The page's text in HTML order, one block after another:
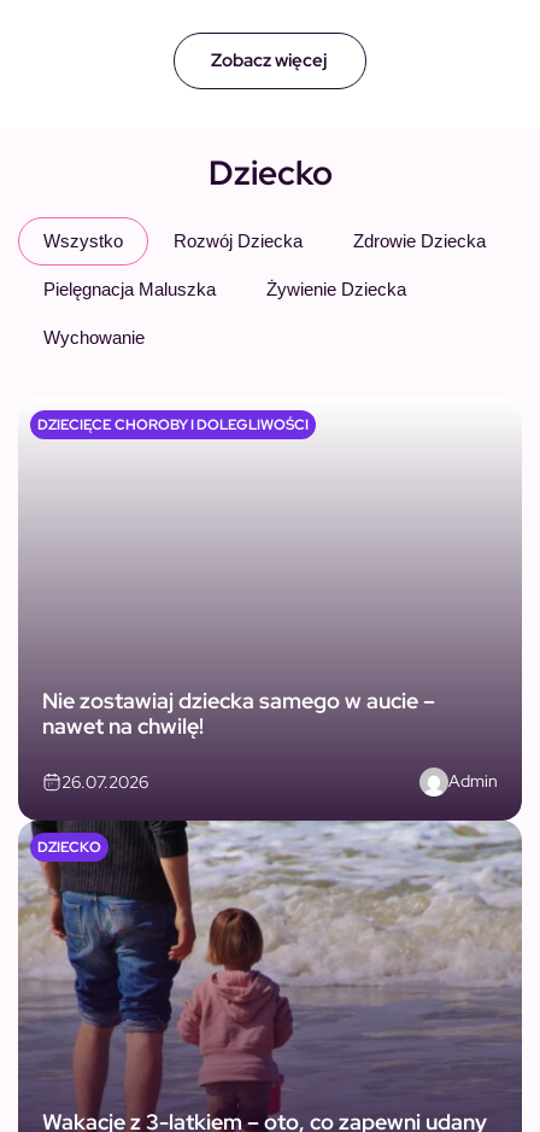
Zobacz więcej
Dziecko
Wszystko Rozwój Dziecka Zdrowie Dziecka
Pielęgnacja Maluszka Żywienie Dziecka
Wychowanie
Nie zostawiaj dziecka samego w aucie –
nawet na chwilę!
26.07.2026 Admin
DZIECIĘCE CHOROBY I DOLEGLIWOŚCI
Wakacje z 3-latkiem – oto, co zapewni udany
DZIECKO